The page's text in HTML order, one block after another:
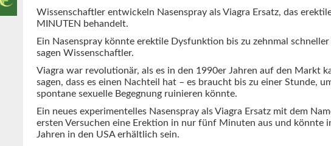
Wissenschaftler entwickeln Nasenspray als Viagra Ersatz, das
MINUTEN behandelt.
Ein Nasenspray könnte erektile Dysfunktion bis zu zehnmal schneller
sagen Wissenschaftler.
Viagra war revolutionär, als es in den 1990er Jahren auf den Markt
sagen, dass es einen Nachteil hat – es braucht bis zu einer Stunde,
spontane sexuelle Begegnung ruinieren könnte.
Ein neues experimentelles Nasenspray als Viagra Ersatz mit dem
ersten Versuchen eine Erektion in nur fünf Minuten aus und könnte
Jahren in den USA erhältlich sein.